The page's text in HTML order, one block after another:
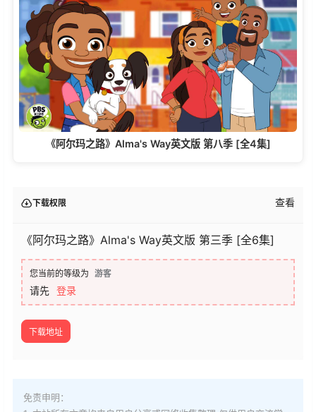
《阿尔玛之路》Alma's Way英文版 第八季 [全4集]
下载权限 查看
《阿尔玛之路》Alma's Way英文版 第三季 [全6集]
您当前的等级为 游客
请先 登录
下载地址
免责申明：